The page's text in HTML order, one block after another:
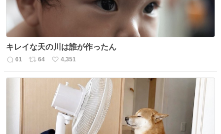
キレイな天の川は誰が作ったん
返
61
リ
64
い
数
4,351